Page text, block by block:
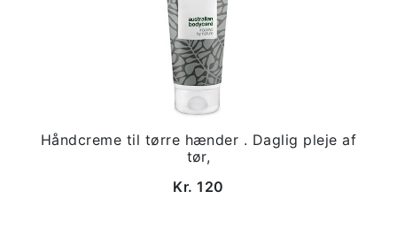
Håndcreme til tørre hænder . Daglig pleje af
tør,
Kr. 120